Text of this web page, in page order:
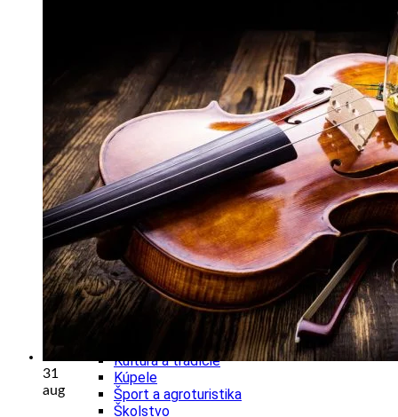
Šport a agroturistika
Školstvo
Ekonomika obchod a doprava
Banskobystrický kraj
Tipy
Turistika
Cyklistika
Hrady
Podujatia
Výstava
Galéria
Festival
Folklór
Ubytovanie
Wellness
Kultúra a tradície
Kúpele
Šport a agroturistika
Školstvo
31
aug